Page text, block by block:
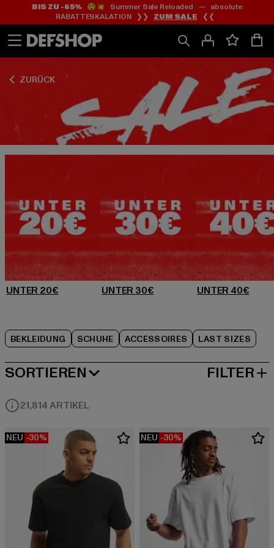
Zum
Inhalt
springen
Zum
Fußzeile
springen
BIS ZU -65%😲💥 Summer Sale Reloaded — absolute
RABATTESKALATION ❯❯ ZUM SALE ❮❮
ZURÜCK
BEKLEIDUNG SCHUHE ACCESSOIRES LAST SIZES
Zum
Produktraster
springen
SORTIEREN
BELIEBTESTE FILTER
21,814 ARTIKEL
NEU -30% NEU -30%